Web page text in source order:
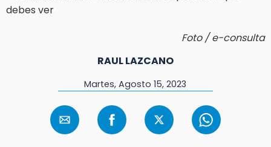
Foto / e-consulta
RAUL LAZCANO
Martes, Agosto 15, 2023